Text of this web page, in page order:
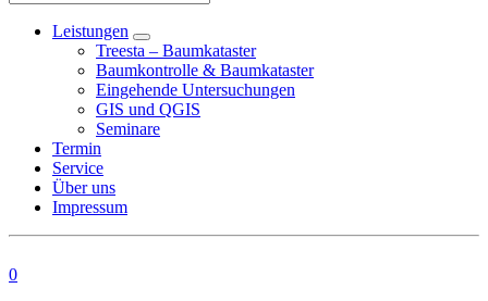
Leistungen
Treesta – Baumkataster
Baumkontrolle & Baumkataster
Eingehende Untersuchungen
GIS und QGIS
Seminare
Termin
Service
Über uns
Impressum
0